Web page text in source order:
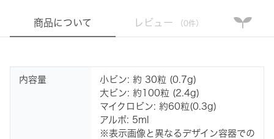
商品について レビュー （0件）
内容量
小ビン: 約 30粒 (0.7g)
大ビン: 約100粒 (2.4g)
マイクロビン: 約60粒(0.3g)
アルポ: 5ml
※表示画像と異なるデザイン容器での